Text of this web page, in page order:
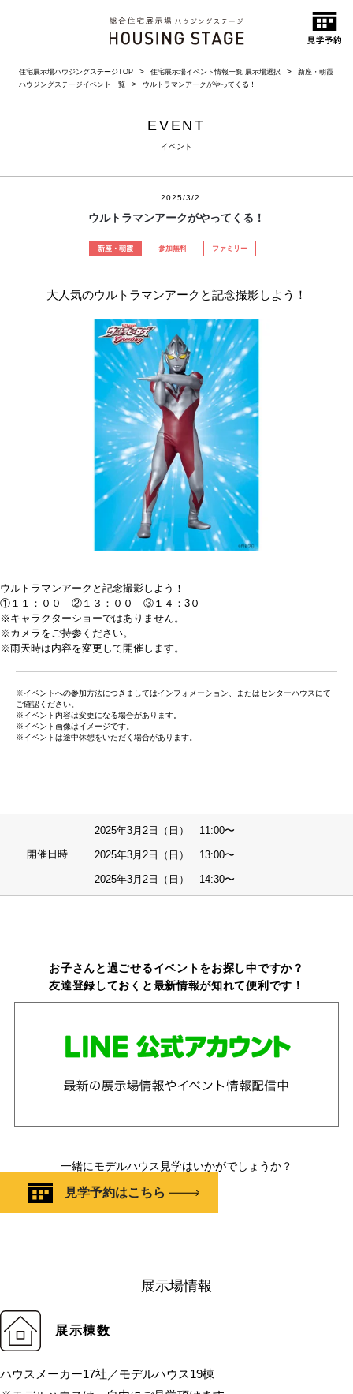
住宅展示場ハウジングステージTOP 住宅展示場イベント情報一覧 展示場選択
新座・朝霞
ハウジングステージイベント一覧
ウルトラマンアークがやってくる！
EVENT
イベント
2025/3/2
ウルトラマンアークがやってくる！
新座・朝霞 参加無料 ファミリー
大人気のウルトラマンアークと記念撮影しよう！
ウルトラマンアークと記念撮影しよう！
①１１：００ ②１３：００ ③１４：3０
※キャラクターショーではありません。
※カメラをご持参ください。
※雨天時は内容を変更して開催します。
※イベントへの参加方法につきましてはインフォメーション、またはセンターハウスにて
ご確認ください。
※イベント内容は変更になる場合があります。
※イベント画像はイメージです。
※イベントは途中休憩をいただく場合があります。
開催日時
2025年3月2日（日） 11:00〜
2025年3月2日（日） 13:00〜
2025年3月2日（日） 14:30〜
お子さんと過ごせるイベントをお探し中ですか？
友達登録しておくと最新情報が知れて便利です！
一緒にモデルハウス見学はいかがでしょうか？
見学予約はこちら
展示場情報
展示棟数
ハウスメーカー17社／モデルハウス19棟